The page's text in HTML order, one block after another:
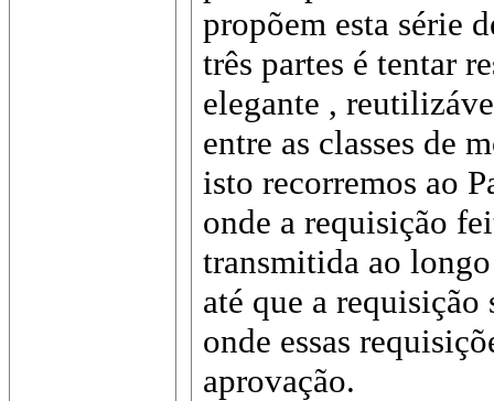
propõem esta série
três partes é tentar
elegante ,
entre as classes de
isto recorremos ao
onde a requisição
transmitida ao
até que a
onde essas
aprovação.